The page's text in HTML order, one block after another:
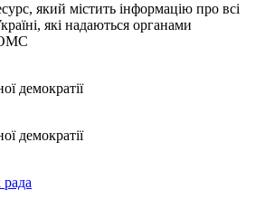
який містить інформацію про всі
які надаються органами
ОМС
демократії
демократії